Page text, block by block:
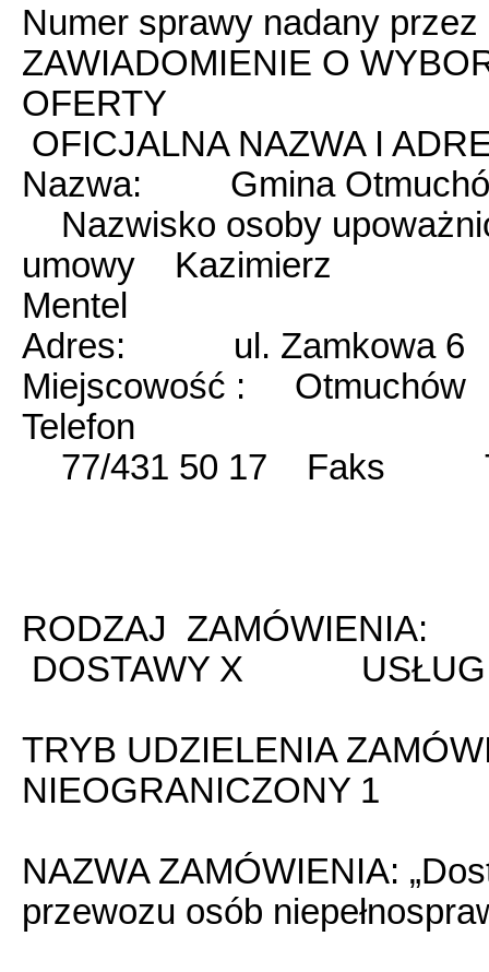
Numer sprawy nadany
ZAWIADOMIENIE O
OFERTY
OFICJALNA NAZWA I
Nazwa: Gmina
Nazwisko osoby
umowy Kazimierz
Mentel
Adres: ul. Zamkowa 6
Miejscowość :
Telefon
77/431 50 17 Faks
RODZAJ
DOSTAWY X
TRYB UDZIELENIA
NIEOGRANICZONY 1
NAZWA ZAMÓWIENIA:
przewozu osób